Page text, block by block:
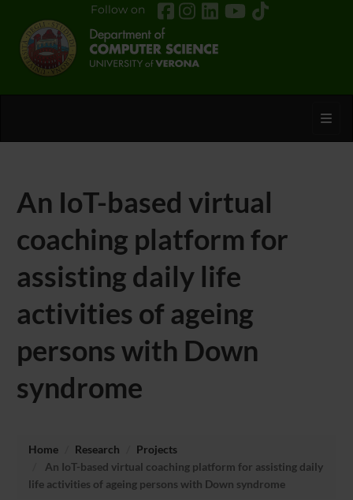
Follow on
An IoT-based virtual
coaching platform for
assisting daily life
activities of ageing
persons with Down
syndrome
Home Research
Projects
An IoT-based virtual coaching platform for assisting daily
life activities of ageing persons with Down syndrome